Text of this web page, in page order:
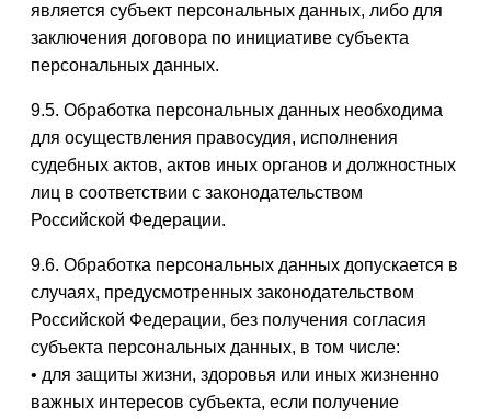
является субъект персональных данных, либо для
заключения договора по инициативе субъекта
персональных данных.
9.5. Обработка персональных данных необходима
для осуществления правосудия, исполнения
судебных актов, актов иных органов и должностных
лиц в соответствии с законодательством
Российской Федерации.
9.6. Обработка персональных данных допускается в
случаях, предусмотренных законодательством
Российской Федерации, без получения согласия
субъекта персональных данных, в том числе:
• для защиты жизни, здоровья или иных жизненно
важных интересов субъекта, если получение